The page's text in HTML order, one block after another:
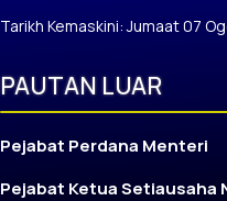
Tarikh Kemaskini: Jumaat 07
PAUTAN LUAR
Pejabat Perdana Menteri
Pejabat Ketua Setiausaha